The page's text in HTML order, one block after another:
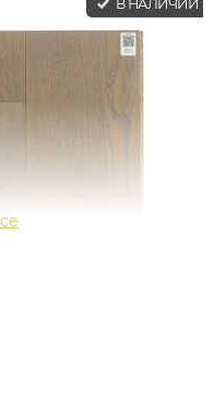
В НАЛИЧИИ